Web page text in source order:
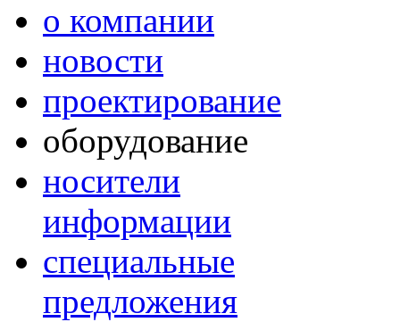
о компании
новости
проектирование
оборудование
носители
информации
специальные
предложения